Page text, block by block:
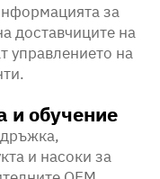
за
доставчиците на
управлението на
и обучение
и насоки за